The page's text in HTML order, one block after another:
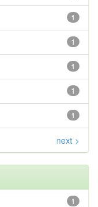
1
1
1
1
1
next >
1